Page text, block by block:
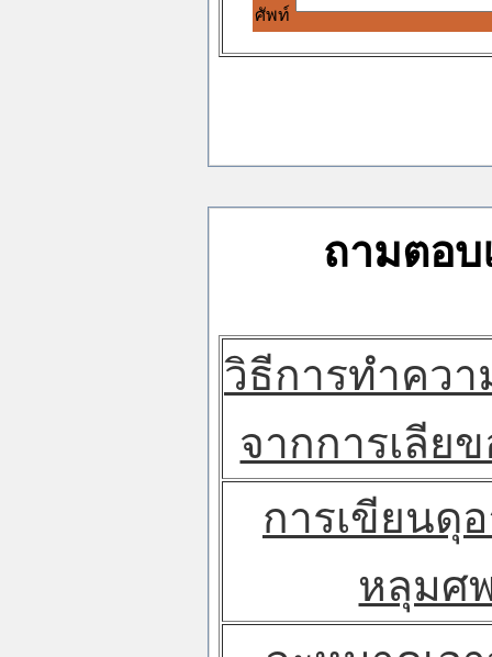
ศัพท์
ถามตอบ
วิธีการทำควา
จากการเลีย
การเขียนดุ
หลุมศ